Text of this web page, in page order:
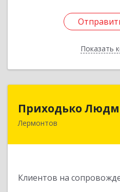
Показать
Приходько
Лермонтов
Клиентов на
357341, Лермонтов